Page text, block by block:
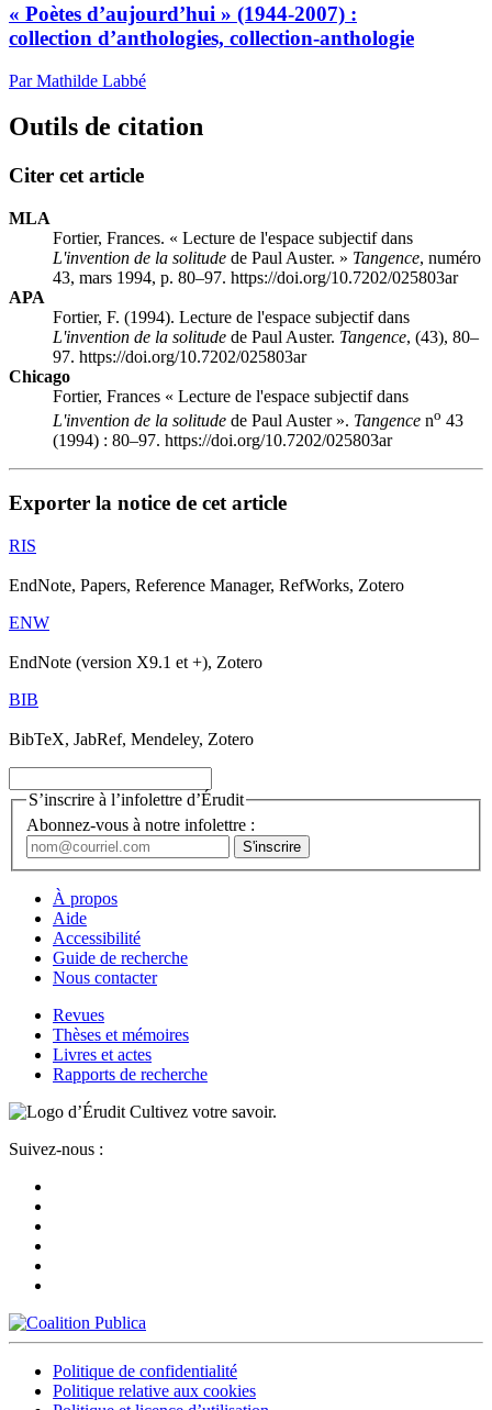
« Poètes d’aujourd’hui » (1944-2007) :
collection d’anthologies, collection-anthologie
Par Mathilde Labbé
Outils de citation
Citer cet article
MLA
Fortier, Frances. « Lecture de l'espace subjectif dans
L'invention de la solitude de Paul Auster. » Tangence, numéro
43, mars 1994, p. 80–97. https://doi.org/10.7202/025803ar
APA
Fortier, F. (1994). Lecture de l'espace subjectif dans
L'invention de la solitude de Paul Auster. Tangence, (43), 80–
97. https://doi.org/10.7202/025803ar
Chicago
Fortier, Frances « Lecture de l'espace subjectif dans
L'invention de la solitude de Paul Auster ». Tangence no 43
(1994) : 80–97. https://doi.org/10.7202/025803ar
Exporter la notice de cet article
RIS
EndNote, Papers, Reference Manager, RefWorks, Zotero
ENW
EndNote (version X9.1 et +), Zotero
BIB
BibTeX, JabRef, Mendeley, Zotero
S’inscrire à l’infolettre d’Érudit
Abonnez-vous à notre infolettre :
À propos
Aide
Accessibilité
Guide de recherche
Nous contacter
Revues
Thèses et mémoires
Livres et actes
Rapports de recherche
Cultivez votre savoir.
Suivez-nous :
Politique de confidentialité
Politique relative aux cookies